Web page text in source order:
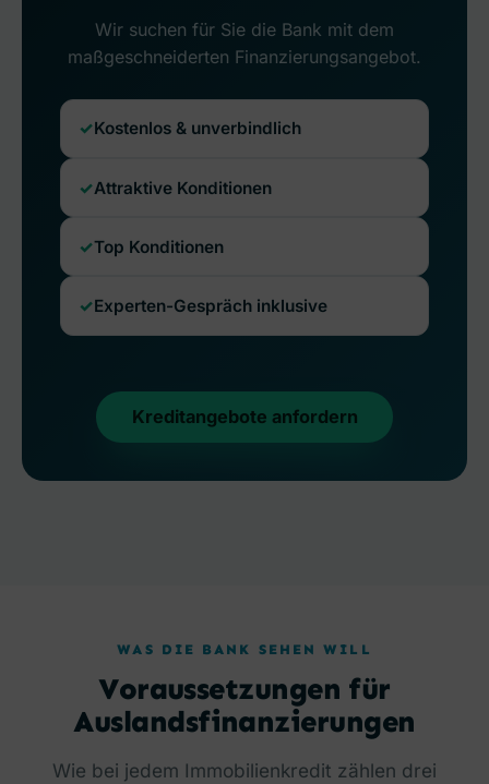
Wir suchen für Sie die Bank mit dem
maßgeschneiderten Finanzierungsangebot.
Kostenlos & unverbindlich
Attraktive Konditionen
Top Konditionen
Experten-Gespräch inklusive
Kreditangebote anfordern
WAS DIE BANK SEHEN WILL
Voraussetzungen für
Auslandsfinanzierungen
Wie bei jedem Immobilienkredit zählen drei